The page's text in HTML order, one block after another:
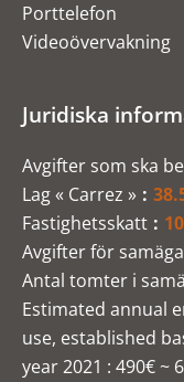
Porttelefon
Videoövervakning
Juridiska
Avgifter som ska
Lag « Carrez »
Fastighetsskatt
Avgifter för
Antal tomter i
Estimated annual
use, established
year 2021 : 490€ ~